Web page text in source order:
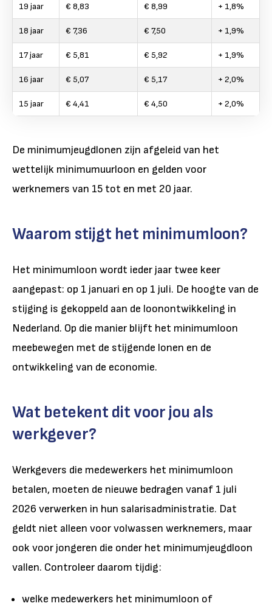
19 jaar € 8,83 € 8,99 + 1,8%
18 jaar € 7,36 € 7,50 + 1,9%
17 jaar € 5,81 € 5,92 + 1,9%
16 jaar € 5,07 € 5,17 + 2,0%
15 jaar € 4,41 € 4,50 + 2,0%
De minimumjeugdlonen zijn afgeleid van het
wettelijk minimumuurloon en gelden voor
werknemers van 15 tot en met 20 jaar.
Waarom stijgt het minimumloon?
Het minimumloon wordt ieder jaar twee keer
aangepast: op 1 januari en op 1 juli. De hoogte van de
stijging is gekoppeld aan de loonontwikkeling in
Nederland. Op die manier blijft het minimumloon
meebewegen met de stijgende lonen en de
ontwikkeling van de economie.
Wat betekent dit voor jou als
werkgever?
Werkgevers die medewerkers het minimumloon
betalen, moeten de nieuwe bedragen vanaf 1 juli
2026 verwerken in hun salarisadministratie. Dat
geldt niet alleen voor volwassen werknemers, maar
ook voor jongeren die onder het minimumjeugdloon
vallen. Controleer daarom tijdig:
welke medewerkers het minimumloon of